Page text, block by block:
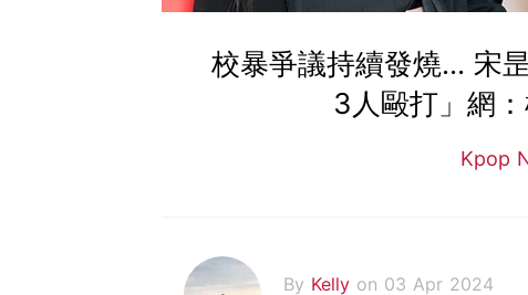
校暴爭議持續發燒... 宋
3人毆打」網
Kpop
By Kelly on 03 Apr 2024